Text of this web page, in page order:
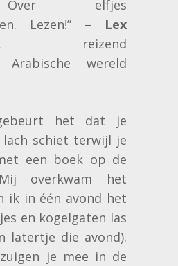
elfjes
Lezen!” – Lex
reizend
Arabische wereld
het dat je
schiet terwijl je
een boek op de
overkwam het
ik in één avond het
en kogelgaten las
latertje die avond).
je mee in de